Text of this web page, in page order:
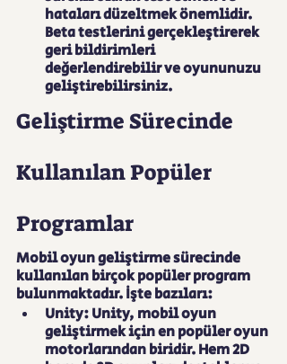
hataları düzeltmek önemlidir.
Beta testlerini gerçekleştirerek
geri bildirimleri
değerlendirebilir ve oyununuzu
geliştirebilirsiniz.
Geliştirme Sürecinde
Kullanılan Popüler
Programlar
Mobil oyun geliştirme sürecinde
kullanılan birçok popüler program
bulunmaktadır. İşte bazıları:
Unity: Unity, mobil oyun
geliştirmek için en popüler oyun
motorlarından biridir. Hem 2D